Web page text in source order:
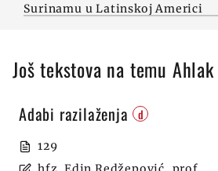
Surinamu u Latinskoj Americi
Još tekstova na temu Ahlak
Adabi razilaženja d
129